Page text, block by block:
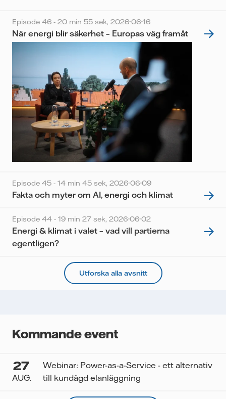
Episode 46 - 20 min 55 sek, 2026-06-16
När energi blir säkerhet – Europas väg framåt
Episode 45 - 14 min 45 sek, 2026-06-09
Fakta och myter om AI, energi och klimat
Episode 44 - 19 min 27 sek, 2026-06-02
Energi & klimat i valet – vad vill partierna
egentligen?
Utforska alla avsnitt
Kommande event
27
AUG.
Webinar: Power-as-a-Service - ett alternativ
till kundägd elanläggning